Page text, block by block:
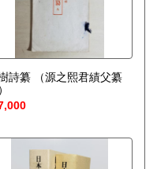
詩纂
（源之熙君績父纂